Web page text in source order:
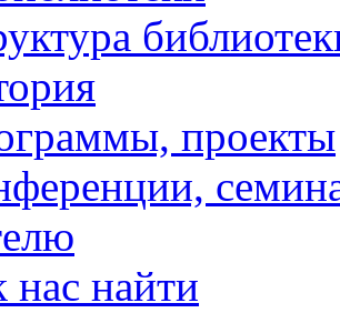
проекты
нас найти